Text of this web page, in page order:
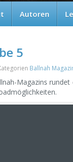
Autoren
5
Ballnah
Magazins